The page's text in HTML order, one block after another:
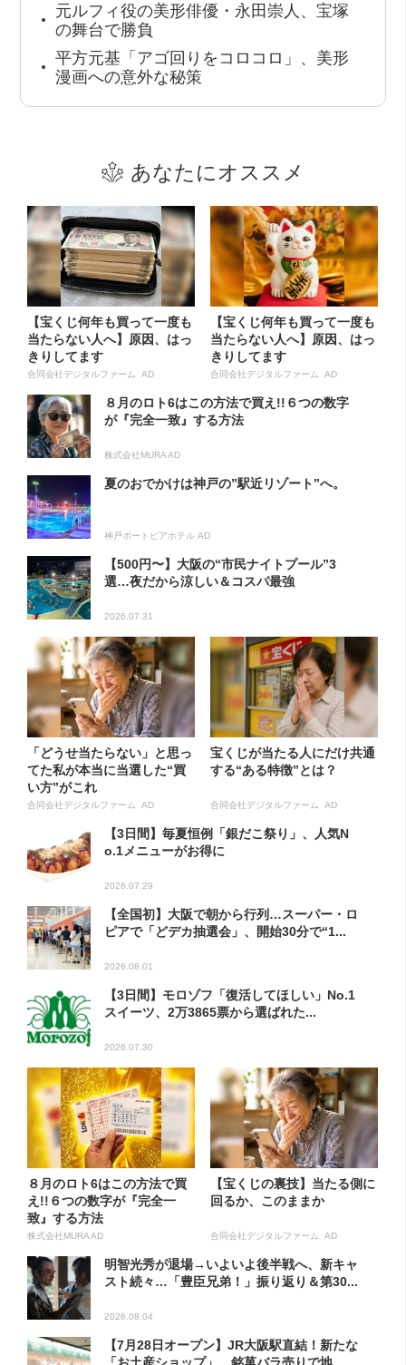
元ルフィ役の美形俳優・永田崇人、宝塚
の舞台で勝負
平方元基「アゴ回りをコロコロ」、美形
漫画への意外な秘策
あなたにオススメ
【宝くじ何年も買って一度も
当たらない人へ】原因、はっ
きりしてます
合同会社デジタルファーム AD
【宝くじ何年も買って一度も
当たらない人へ】原因、はっ
きりしてます
合同会社デジタルファーム AD
８月のロト6はこの方法で買え!!６つの数字
が『完全一致』する方法
株式会社MURA AD
夏のおでかけは神戸の”駅近リゾート”へ。
神戸ポートピアホテル AD
【500円〜】大阪の“市民ナイトプール”3
選…夜だから涼しい＆コスパ最強
2026.07.31
「どうせ当たらない」と思っ
てた私が本当に当選した“買
い方”がこれ
合同会社デジタルファーム AD
宝くじが当たる人にだけ共通
する“ある特徴”とは？
合同会社デジタルファーム AD
【3日間】毎夏恒例「銀だこ祭り」、人気N
o.1メニューがお得に
2026.07.29
【全国初】大阪で朝から行列…スーパー・ロ
ピアで「どデカ抽選会」、開始30分で“1...
2026.08.01
【3日間】モロゾフ「復活してほしい」No.1
スイーツ、2万3865票から選ばれた...
2026.07.30
８月のロト6はこの方法で買
え!!６つの数字が『完全一
致』する方法
株式会社MURA AD
【宝くじの裏技】当たる側に
回るか、このままか
合同会社デジタルファーム AD
明智光秀が退場→いよいよ後半戦へ、新キャ
スト続々…「豊臣兄弟！」振り返り＆第30...
2026.08.04
【7月28日オープン】JR大阪駅直結！新たな